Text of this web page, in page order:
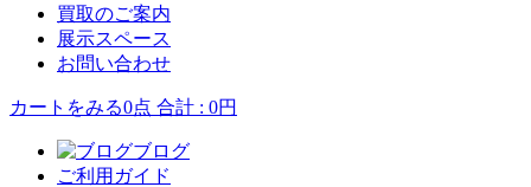
買取のご案内
展示スペース
お問い合わせ
カートをみる0点 合計 : 0円
ブログ
ご利用ガイド